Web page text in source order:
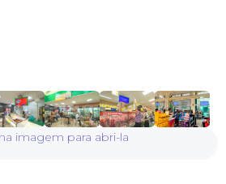
imagem para abri-la